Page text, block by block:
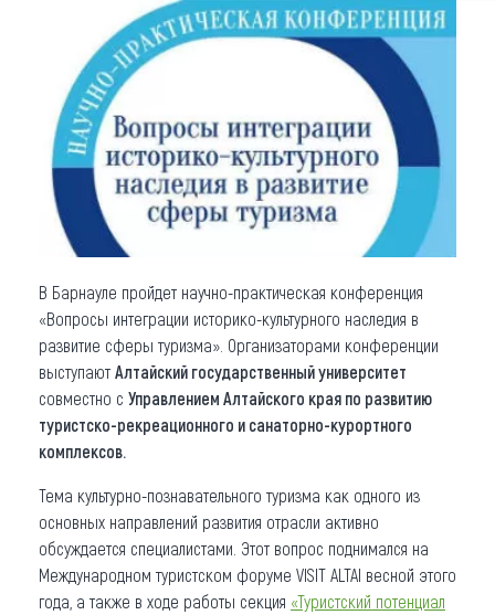
Что привезти (сувениры)
О регионе
Коллекция впечатлений
Другие рубрики
В Барнауле пройдет научно-практическая конференция
«Вопросы интеграции историко-культурного наследия в
развитие сферы туризма». Организаторами конференции
выступают Алтайский государственный университет
совместно с Управлением Алтайского края по развитию
туристско-рекреационного и санаторно-курортного
комплексов.
Тема культурно-познавательного туризма как одного из
основных направлений развития отрасли активно
обсуждается специалистами. Этот вопрос поднимался на
Международном туристском форуме VISIT ALTAI весной этого
года, а также в ходе работы секция «Туристский потенциал